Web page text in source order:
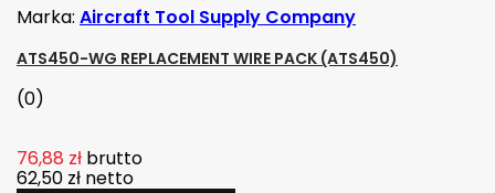
Marka: Aircraft Tool Supply Company
ATS450-WG REPLACEMENT WIRE PACK (ATS450)
(0)
76,88 zł brutto
62,50 zł netto